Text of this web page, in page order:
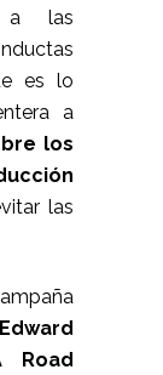
a las
es lo
a
los
las
Road